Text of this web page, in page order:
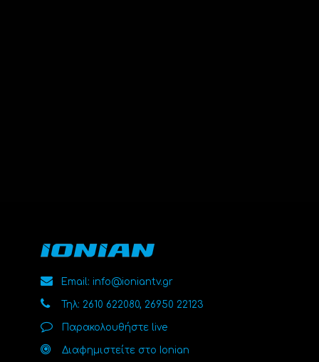
Email: info@ioniantv.gr
Τηλ: 2610 622080, 26950 22123
Παρακολουθήστε live
Διαφημιστείτε στο Ionian